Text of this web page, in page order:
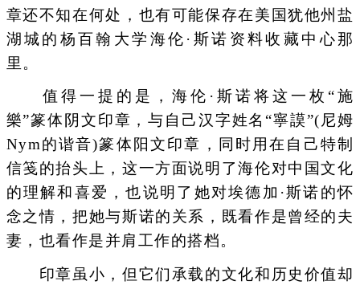
章还不知在何处，也有可能保存在美国犹他州盐
湖城的杨百翰大学海伦·斯诺资料收藏中心那
里。
值得一提的是，海伦·斯诺将这一枚“施
樂”篆体阴文印章，与自己汉字姓名“寧謨”(尼姆
Nym的谐音)篆体阳文印章，同时用在自己特制
信笺的抬头上，这一方面说明了海伦对中国文化
的理解和喜爱，也说明了她对埃德加·斯诺的怀
念之情，把她与斯诺的关系，既看作是曾经的夫
妻，也看作是并肩工作的搭档。
印章虽小，但它们承载的文化和历史价值却